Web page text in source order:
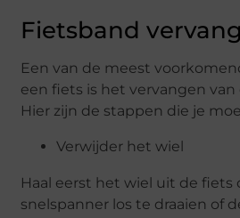
Fietsband
Een van de meest
een fiets is het vervangen
Hier zijn de stappen die je
Verwijder het wiel
Haal eerst het wiel uit de fiets
snelspanner los te draaien of